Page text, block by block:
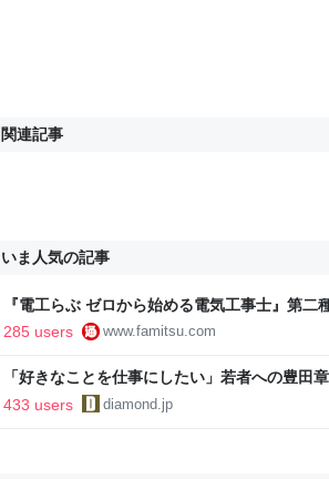
関連記事
いま人気の記事
『電工らぶ ゼロから始める電気工事士』第
インと勉強。青春しながら“過去問1000問”や
に学べるノベルゲーム | ゲーム・エンタメ最
285 users www.famitsu.com
「好きなことを仕事にしたい」若者への豊田
音も出なかった
433 users diamond.jp